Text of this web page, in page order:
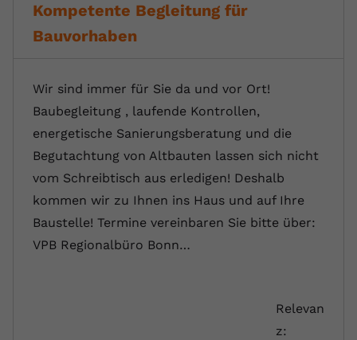
Kompetente Begleitung für
Bauvorhaben
Wir sind immer für Sie da und vor Ort!
Baubegleitung , laufende Kontrollen,
energetische Sanierungsberatung und die
Begutachtung von Altbauten lassen sich nicht
vom Schreibtisch aus erledigen! Deshalb
kommen wir zu Ihnen ins Haus und auf Ihre
Baustelle! Termine vereinbaren Sie bitte über:
VPB Regionalbüro Bonn…
Relevan
z: